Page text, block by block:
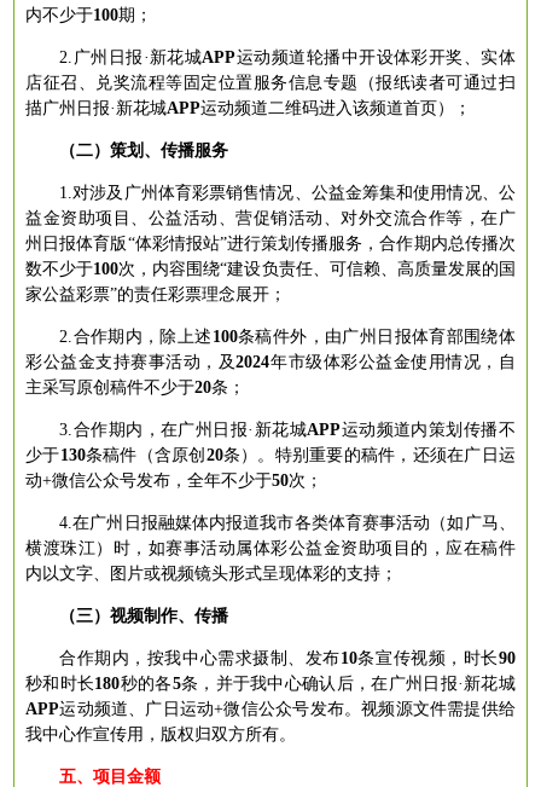
内不少于100期；
2.广州日报·新花城APP运动频道轮播中开设体彩开奖、实体
店征召、兑奖流程等 固定位置服务信息专题（报纸读者可通过扫
描广州日报·新花城APP运动频道二维码进入该频道首页）；
（二）策划、传播服务
1.对涉及广州体育彩票销售情况、公益金筹集和使用情况、公
益金资助项目、公益活动、营促销活动、对外交流合作等，在广
州日报体育版 “体彩情报站”进行策划传播服务，合作期内总传播次
数不少于100次，内容围绕“建设负责任、可信赖、高质量发展的国
家公益彩票”的责任彩票理念展开；
2.合作期内，除上述 100条稿件外， 由广州日报体育部围绕体
彩公益金支持赛事活动 ， 及2024年市级体彩公益金使用情况 ， 自
主采写原创稿件不少于20条 ；
3.合作期内，在广州日报·新花城APP运动频道内策划传播不
少于130条稿件（含原创 20条）。特别重要的稿件，还须在广日运
动+微信公众号发布，全年不少于50次；
4.在广州日报融媒体内报道我市各类体育赛事活动（如广马、
横渡珠江）时，如赛事活动属体彩公益金资助项目的，应在稿件
内以文字、图片或视频镜头形式呈现体彩的支持；
（三）视频制作、传播
合作期内，按我中心需求摄制、发布10条宣传视频，时长90
秒和时长180秒的各5条，并于我中心确认后，在广州日报·新花城
APP运动频道、广日运动+微信公众号发布。视频源文件需提供给
我中心作宣传用，版权归双方所有。
五、项目金额